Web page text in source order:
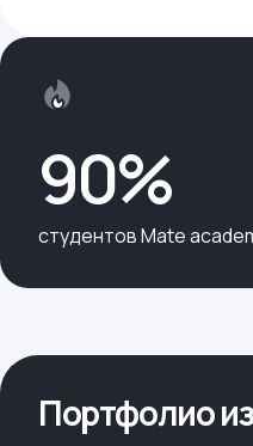
90%
cтудентов Mate
Портфолио